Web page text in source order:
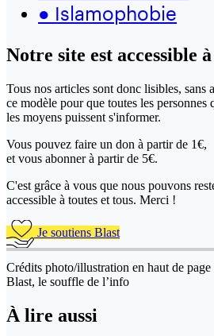
● Islamophobie
Notre site est accessible
Tous nos articles sont donc lisibles, sans
ce modèle pour que toutes les personnes
les moyens puissent s'informer.
Vous pouvez faire un don à partir de 1€,
et vous abonner à partir de 5€.
C'est grâce à vous que nous pouvons
accessible à toutes et tous. Merci !
Je soutiens Blast
Crédits photo/illustration en haut de page
Blast, le souffle de l’info
À lire aussi